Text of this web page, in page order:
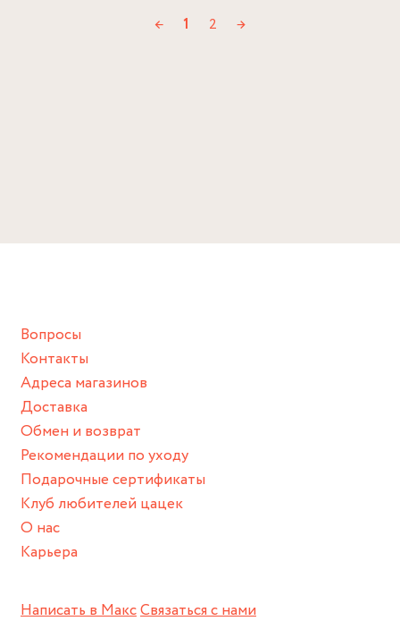
← 1 2 →
Написать в МаксСвязаться с нами
Вопросы
Контакты
Адреса магазинов
Доставка
Обмен и возврат
Рекомендации по уходу
Подарочные сертификаты
Клуб любителей цацек
О нас
Карьера